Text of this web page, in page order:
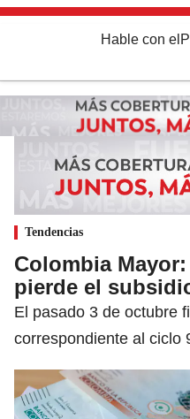
Hable con el
Tendencias
Colombia
pierde el
El pasado 3 de octubre
correspondiente al ciclo